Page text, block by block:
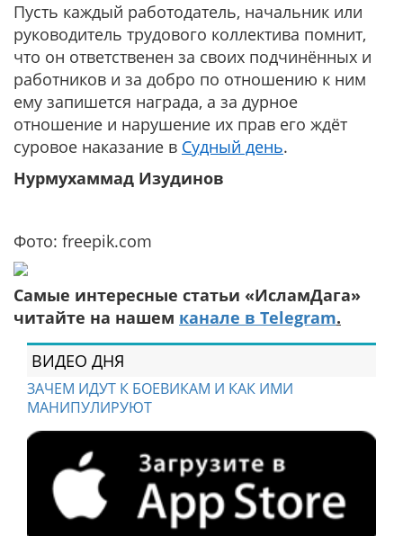
Пусть каждый работодатель, начальник или
руководитель трудового коллектива помнит,
что он ответственен за своих подчинённых и
работников и за добро по отношению к ним
ему запишется награда, а за дурное
отношение и нарушение их прав его ждёт
суровое наказание в Судный день.
Нурмухаммад Изудинов
Фото: freepik.com
Самые интересные статьи «ИсламДага»
читайте на нашем канале в Telegram.
ВИДЕО ДНЯ
ЗАЧЕМ ИДУТ К БОЕВИКАМ И КАК ИМИ
МАНИПУЛИРУЮТ